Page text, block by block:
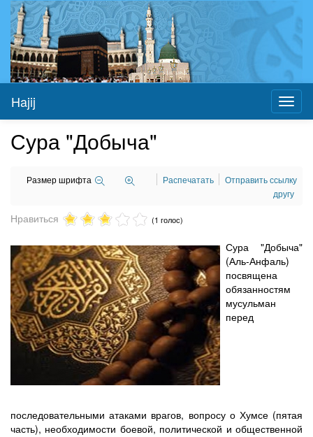
Hajij
Сура "Добыча"
Размер шрифта Распечатать
Отправить ссылку
другу
Нравиться (1 голос)
Сура "Добыча"
(Аль-Анфаль)
посвящена
обязанностям
мусульман
перед
последовательными атаками врагов, вопросу о Хумсе (пятая
часть), необходимости боевой, политической и общественной